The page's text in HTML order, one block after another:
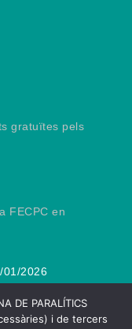
gratuïtes pels
FECPC en
01/2026
DE PARALÍTICS
i de tercers